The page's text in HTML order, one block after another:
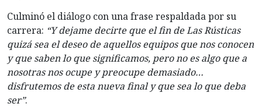
Culminó el diálogo con una frase respaldada por su
carrera: “Y dejame decirte que el fin de Las Rústicas
quizá sea el deseo de aquellos equipos que nos conocen
y que saben lo que significamos, pero no es algo que a
nosotras nos ocupe y preocupe demasiado…
disfrutemos de esta nueva final y que sea lo que deba
ser”.